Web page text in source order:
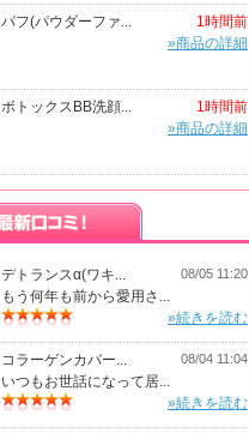
パフ(パウダーファ...
1時間前
»商品の詳細
ボトックスBB洗顔...
1時間前
»商品の詳細
デトランスα(ワキ... 08/05 11:20
もう何年も前から愛用さ...
»続きを読む
コラーゲンカバー... 08/04 11:04
いつもお世話になって居...
»続きを読む